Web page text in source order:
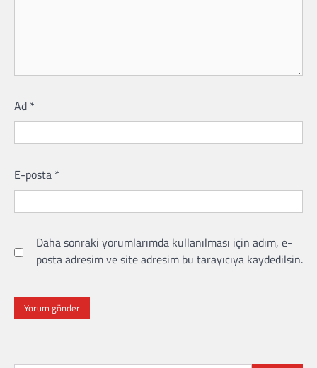
Ad *
E-posta *
Daha sonraki yorumlarımda kullanılması için adım, e-
posta adresim ve site adresim bu tarayıcıya kaydedilsin.